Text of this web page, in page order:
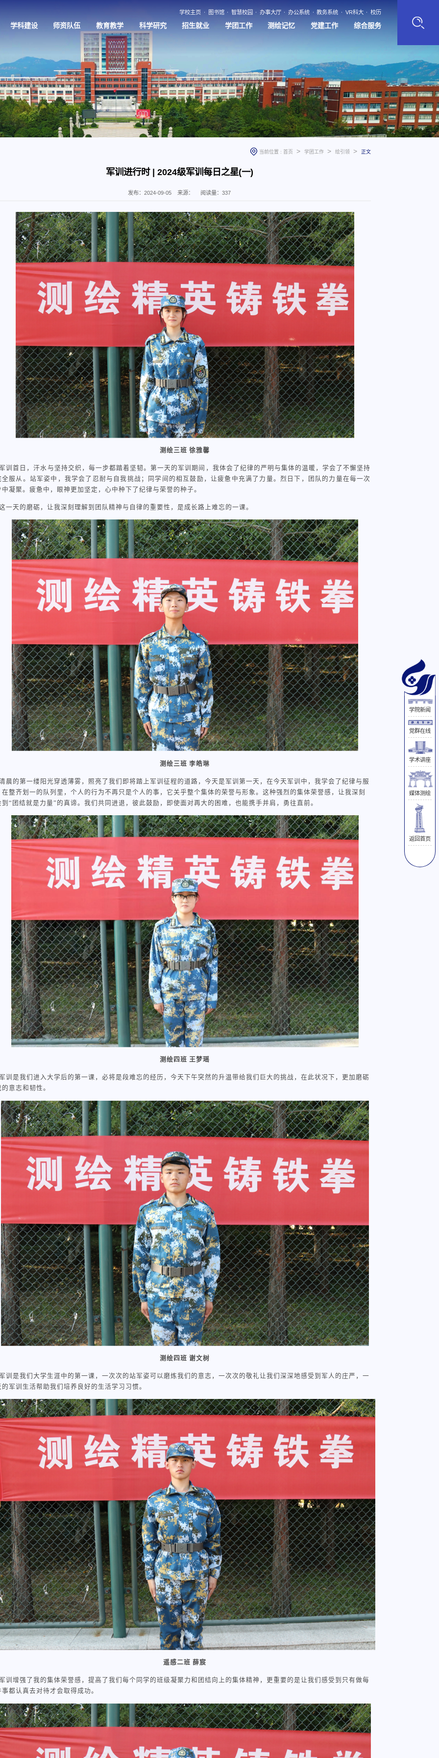
学校主页 图书馆 智慧校园 办事大厅 办公系统 教务系统 VR科大 校历
学科建设 师资队伍 教育教学 科学研究 招生就业 学团工作 测绘记忆 党建工作 综合服务
当前位置 : 首页 > 学团工作 > 绘引领 > 正文
军训进行时 | 2024级军训每日之星(一)
发布：2024-09-05 来源： 阅读量： 337
测绘三班 徐雅馨
训首日，汗水与坚持交织，每一步都踏着坚韧。第一天的军训期间，我体会了纪律的严明与集体的温暖，学会了不懈坚持
全服从。站军姿中，我学会了忍耐与自我挑战；同学间的相互鼓励，让疲惫中充满了力量。烈日下，团队的力量在每一次
中凝聚。疲惫中，眼神更加坚定，心中种下了纪律与荣誉的种子。
一天的磨砺，让我深刻理解到团队精神与自律的重要性，是成长路上难忘的一课。
测绘三班 李皓琳
晨的第一缕阳光穿透薄雾，照亮了我们即将踏上军训征程的道路，今天是军训第一天，在今天军训中，我学会了纪律与服
在整齐划一的队列里，个人的行为不再只是个人的事，它关乎整个集体的荣誉与形象。这种强烈的集体荣誉感，让我深刻
到“团结就是力量”的真谛。我们共同进退，彼此鼓励，即使面对再大的困难，也能携手并肩，勇往直前。
测绘四班 王梦瑶
训是我们进入大学后的第一课，必将是段难忘的经历，今天下午突然的升温带给我们巨大的挑战，在此状况下，更加磨砺
意志和韧性。
测绘四班 谢文树
训是我们大学生涯中的第一课，一次次的站军姿可以磨炼我们的意志，一次次的敬礼让我们深深地感受到军人的庄严，一
的军训生活帮助我们培养良好的生活学习习惯。
遥感二班 薛宸
训增强了我的集体荣誉感，提高了我们每个同学的班级凝聚力和团结向上的集体精神，更重要的是让我们感受到只有做每
事都认真去对待才会取得成功。
学院新闻
党群在线
学术讲座
媒体测绘
返回首页